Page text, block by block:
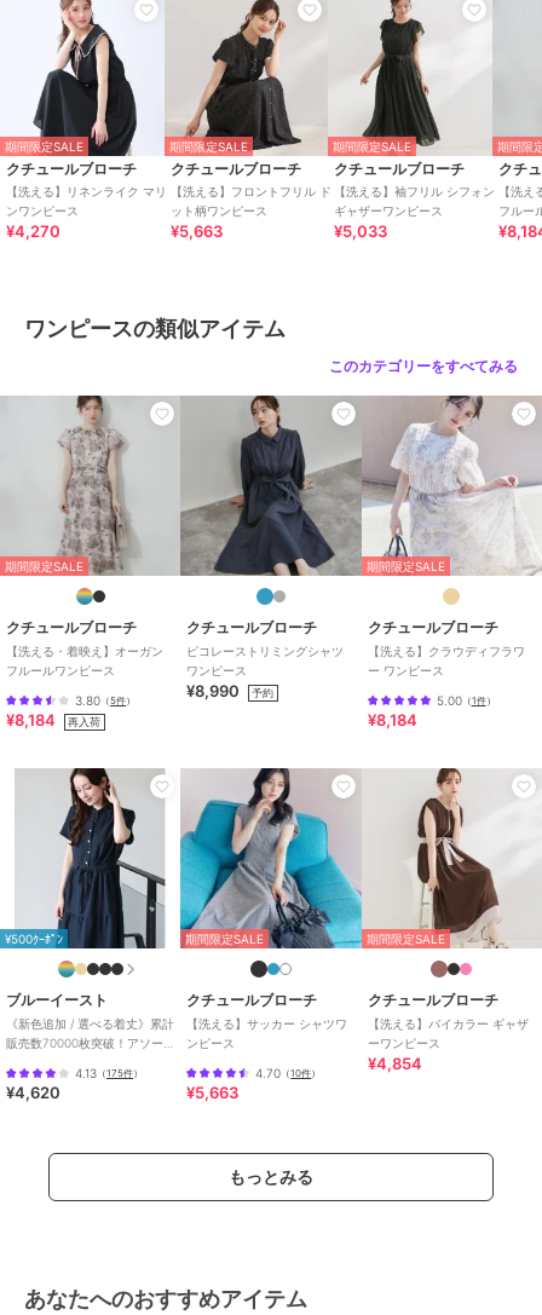
期間限定セール開催中
ブランド クチュールブローチ
ショップ クチュールブローチ
商品カテゴリ ワンピースドレス ワンピース
性別タイプ
レディース
ワンピースドレス
ワンピース
サイズ
３６（Ｓ）,３８（Ｍ）,４０
43％ ナイロン10％ 裏地：ポリエ
ステル100％
商品のお取り扱い方法
特徴
ワンピースドレス
ナイロン/ ポリエステル素材
レーヨン素材
チェック柄/リ
ボン/ロング・マキシ丈/半袖
LL･13号以上あり
あり / 洗える/ウエスト切り替
えワンピース /フレアスカート/
ロング・マキシ丈
レーヨン素材/チェック柄/リ
ロング・マキシ丈/
LL･13号以上あり/S･7号以下
あり
/洗える/ウエスト切り替
えワンピース/フレアスカート
ロング・マキシ丈
原産国 中国製
期間限定SALE
クチュールブローチ
【洗える】リネンライク マリ
ンワンピース
¥4,270
期間限定SALE
クチュールブローチ
【洗える】フロントフリル ド
ット柄ワンピース
¥5,663
期間限定SALE
クチュールブローチ
【洗える】袖フリル シフォン
ギャザーワンピース
¥5,033
期間限
クチ
【洗
フルー
ワンピースの類似アイテム
このカテゴリーをすべてみる
期間限定SALE
クチュールブローチ
【洗える・着映え】オーガン
フルールワンピース
3.80 （5件）
¥8,184 再入荷
クチュールブローチ
ピコレーストリミングシャツ
ワンピース
¥8,990 予約
期間限定SALE
クチュールブローチ
【洗える】クラウディフラワ
ー ワンピース
5.00（1件）
¥8,184
¥500ｸｰﾎﾟﾝ
ブルーイースト
《新色追加 / 選べる着丈》累計
販売数70000枚突破！アソー
4.13 （175件）
¥4,620
期間限定SALE
クチュールブローチ
【洗える】サッカー シャツワ
ンピース
4.70 （10件）
¥5,663
期間限定SALE
クチュールブローチ
【洗える】バイカラー ギャザ
ーワンピース
¥4,854
もっとみる
あなたへのおすすめアイテム